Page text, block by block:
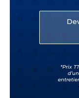
*Prix